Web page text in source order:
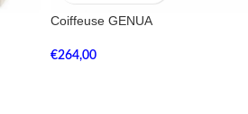
Coiffeuse GENUA
€264,00